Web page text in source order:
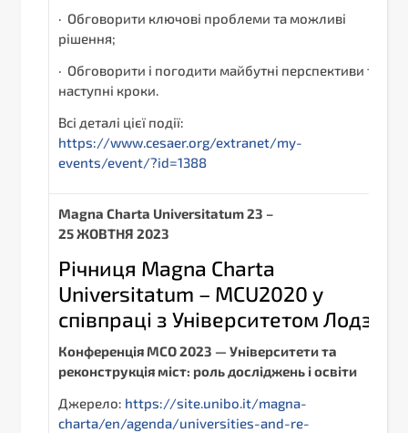
· Обговорити ключові проблеми та можливі
рішення;
· Обговорити і погодити майбутні перспективи та
наступні кроки.
Всі деталі цієї події:
https://www.cesaer.org/extranet/my-
events/event/?id=1388
Magna Charta Universitatum23 –
25 ЖОВТНЯ 2023
Річниця Magna Charta
Universitatum – MCU2020 у
співпраці з Університетом Лодзі
Конференція MCO 2023 — Університети та
реконструкція міст: роль досліджень і освіти
Джерело: https://site.unibo.it/magna-
charta/en/agenda/universities-and-re-